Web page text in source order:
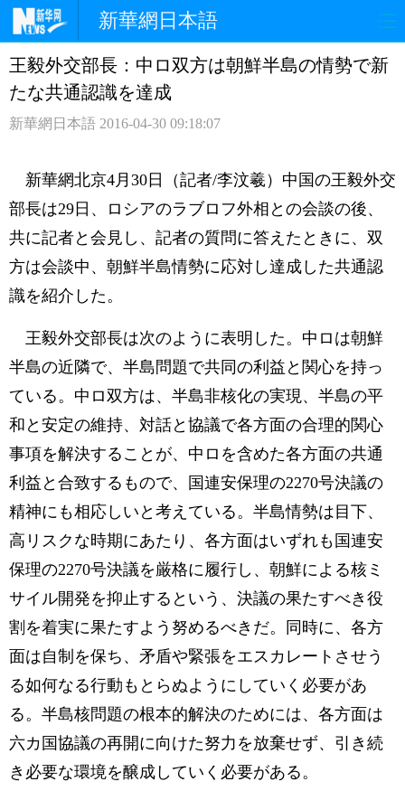
新華網日本語
ホームページ 政治 経済
中日対訳
王毅外交部長：中ロ双方は朝鮮半島の情勢で新
たな共通認識を達成
新華網日本語 2016-04-30 09:18:07
新華網北京4月30日（記者/李汶羲）中国の王毅外交
部長は29日、ロシアのラブロフ外相との会談の後、
共に記者と会見し、記者の質問に答えたときに、双
方は会談中、朝鮮半島情勢に応対し達成した共通認
識を紹介した。
王毅外交部長は次のように表明した。中ロは朝鮮
半島の近隣で、半島問題で共同の利益と関心を持っ
ている。中ロ双方は、半島非核化の実現、半島の平
和と安定の維持、対話と協議で各方面の合理的関心
事項を解決することが、中ロを含めた各方面の共通
利益と合致するもので、国連安保理の2270号決議の
精神にも相応しいと考えている。半島情勢は目下、
高リスクな時期にあたり、各方面はいずれも国連安
保理の2270号決議を厳格に履行し、朝鮮による核ミ
サイル開発を抑止するという、決議の果たすべき役
割を着実に果たすよう努めるべきだ。同時に、各方
面は自制を保ち、矛盾や緊張をエスカレートさせう
る如何なる行動もとらぬようにしていく必要があ
る。半島核問題の根本的解決のためには、各方面は
六カ国協議の再開に向けた努力を放棄せず、引き続
き必要な環境を醸成していく必要がある。